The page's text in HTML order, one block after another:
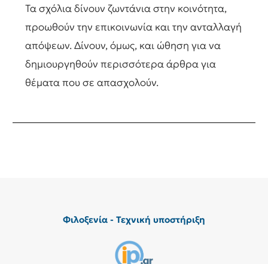
Τα σχόλια δίνουν ζωντάνια στην κοινότητα,
προωθούν την επικοινωνία και την ανταλλαγή
απόψεων. Δίνουν, όμως, και ώθηση για να
δημιουργηθούν περισσότερα άρθρα για
θέματα που σε απασχολούν.
Φιλοξενία - Τεχνική υποστήριξη